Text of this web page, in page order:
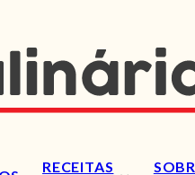
RECEITAS